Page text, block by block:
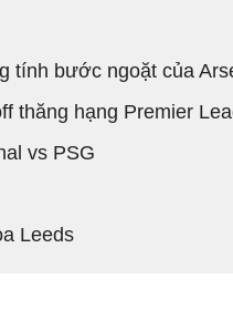
tính bước ngoặt của
thăng hạng Premier
vs PSG
Leeds